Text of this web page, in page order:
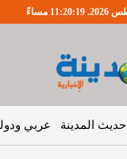
حديث المدينة عربي